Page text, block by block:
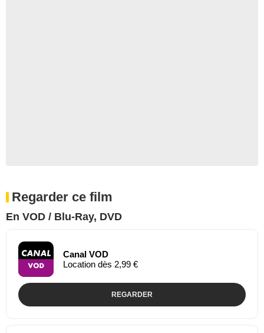
Regarder ce film
En VOD / Blu-Ray, DVD
Canal VOD
Location dès 2,99 €
REGARDER